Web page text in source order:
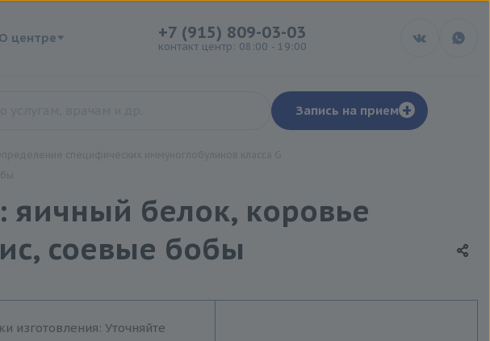
О центре +7 (915) 809-03-03
контакт центр: 08:00 - 19:00
Запись на прием +
белок, коровье
соевые бобы
изготовления: Уточняйте